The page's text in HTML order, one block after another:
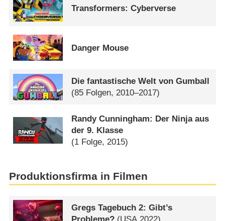
Transformers: Cyberverse
Danger Mouse
Die fantastische Welt von Gumball
(85 Folgen, 2010–2017)
Randy Cunningham: Der Ninja aus
der 9. Klasse
(1 Folge, 2015)
Produktionsfirma in Filmen
Gregs Tagebuch 2: Gibt’s